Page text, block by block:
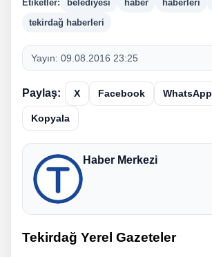
Etiketler: belediyesi haber haberleri
tekirdağ haberleri
Yayın: 09.08.2016 23:25
Paylaş: X Facebook WhatsApp
Kopyala
Haber Merkezi
Tekirdağ Yerel Gazeteler